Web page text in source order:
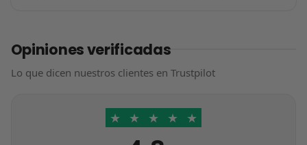
Opiniones verificadas
Lo que dicen nuestros clientes en Trustpilot
★ ★ ★ ★ ★